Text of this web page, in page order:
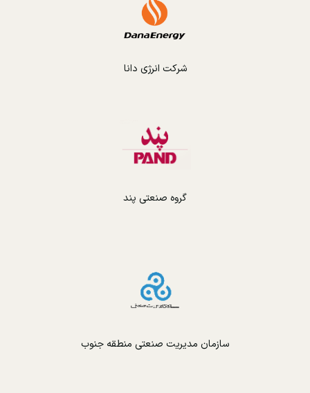
شرکت انرژی دانا
گروه صنعتی پند
سازمان مدیریت صنعتی منطقه جنوب